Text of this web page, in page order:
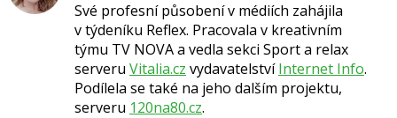
Své profesní působení v médiích zahájila
v týdeníku Reflex. Pracovala v kreativním
týmu TV NOVA a vedla sekci Sport a relax
serveru Vitalia.cz vydavatelstvíInternet Info.
Podílela se také na jeho dalším projektu,
serveru 120na80.cz.